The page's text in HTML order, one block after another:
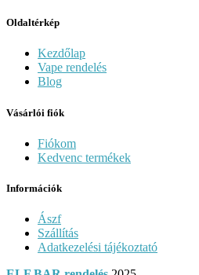
Oldaltérkép
Kezdőlap
Vape rendelés
Blog
Vásárlói fiók
Fiókom
Kedvenc termékek
Információk
Ászf
Szállítás
Adatkezelési tájékoztató